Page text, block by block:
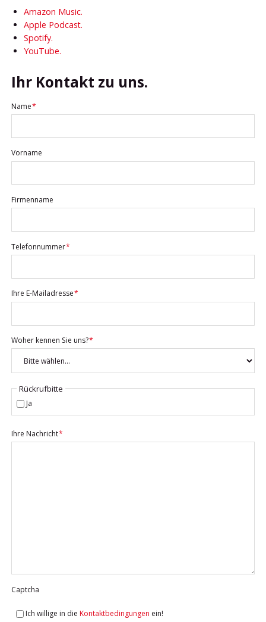
Amazon Music.
Apple Podcast.
Spotify.
YouTube.
Ihr Kontakt zu uns.
Pflichtfeld
Name*
Vorname
Firmenname
Pflichtfeld
Telefonnummer*
Pflichtfeld
Ihre E-Mailadresse*
Pflichtfeld
Woher kennen Sie uns?*
Rückrufbitte
Ja
Pflichtfeld
Ihre Nachricht*
Captcha
Ich willige in die Kontaktbedingungen ein!